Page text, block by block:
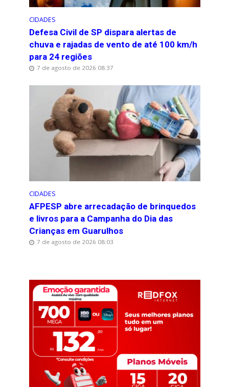
CIDADES
Defesa Civil de SP dispara alertas de
chuva e rajadas de vento de até 100 km/h
para 24 regiões
7 de agosto de 2026 08:37
CIDADES
AFPESP abre arrecadação de brinquedos
e livros para a Campanha do Dia das
Crianças em Guarulhos
7 de agosto de 2026 08:03